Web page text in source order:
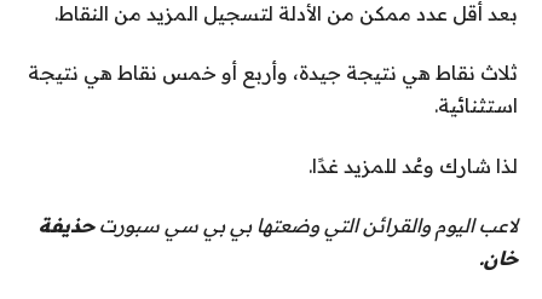
بعد أقل عدد ممكن من الأدلة لتسجيل المزيد من النقاط.
ثلاث نقاط هي نتيجة جيدة، وأربع أو خمس نقاط هي نتيجة
استثنائية.
لذا شارك وعُد للمزيد غدًا.
لاعب اليوم والقرائن التي وضعتها بي بي سي سبورتحذيفة
خان.